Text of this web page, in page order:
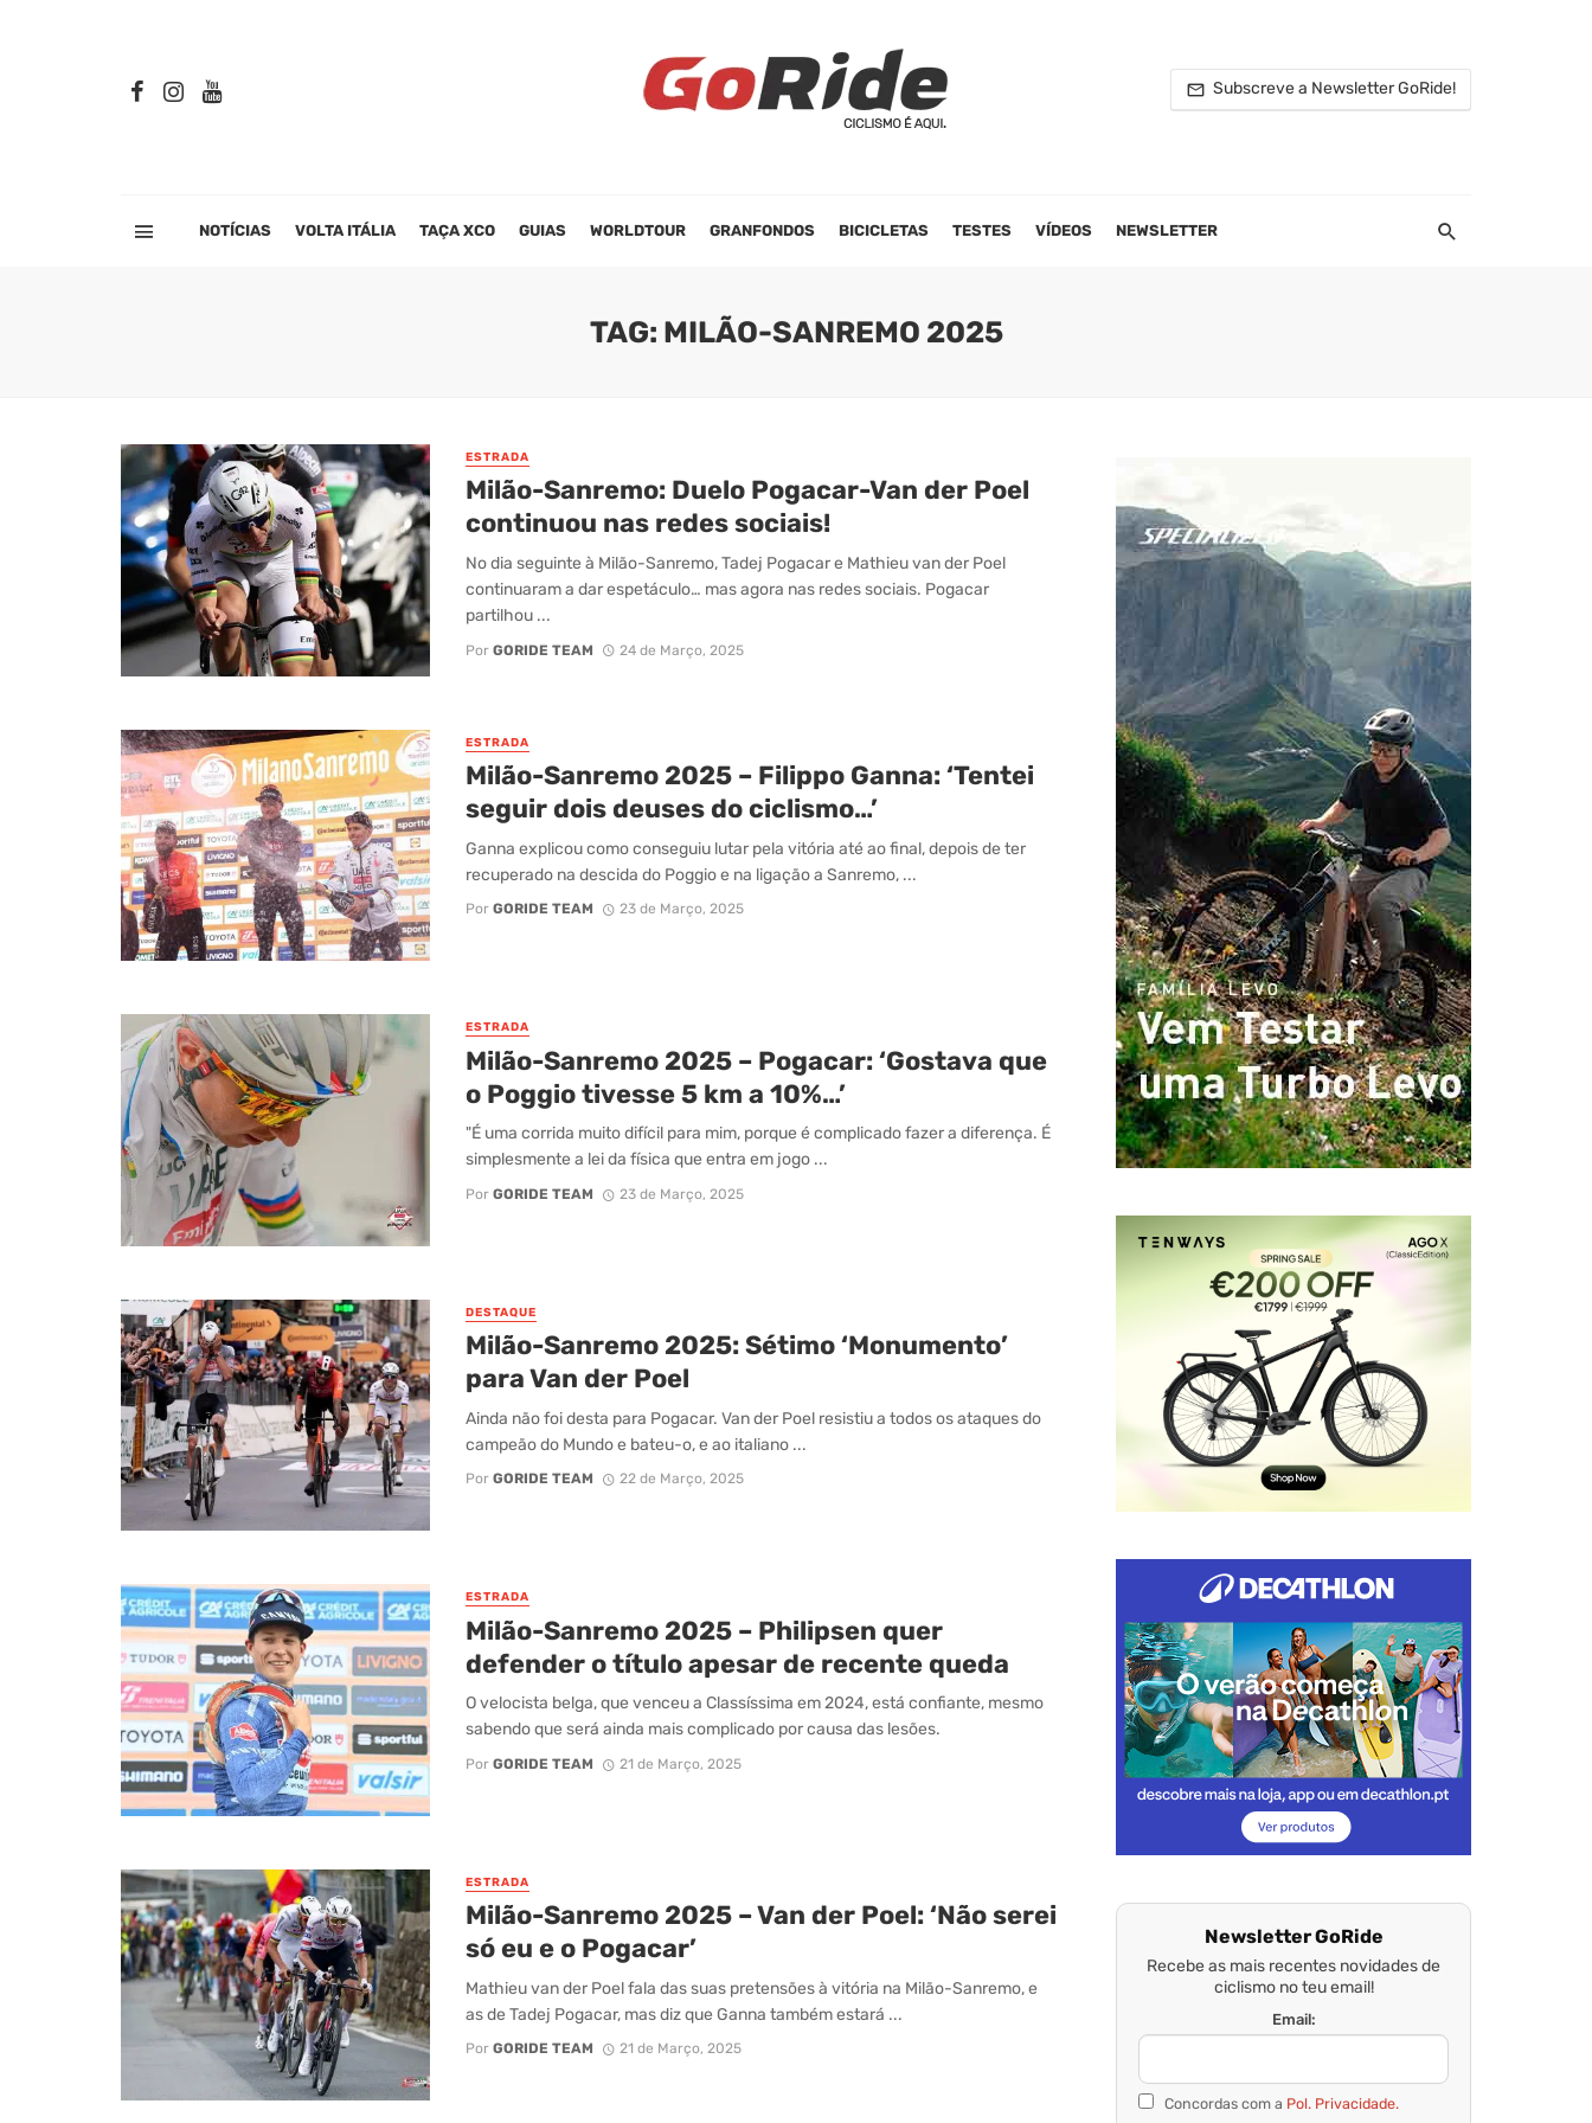
Subscreve a Newsletter GoRide!
NOTÍCIAS VOLTA ITÁLIA TAÇA XCO GUIAS WORLDTOUR GRANFONDOS BICICLETAS TESTES VÍDEOS NEWSLETTER
TAG: MILÃO-SANREMO 2025
ESTRADA
Milão-Sanremo: Duelo Pogacar-Van der Poel
continuou nas redes sociais!
No dia seguinte à Milão-Sanremo, Tadej Pogacar e Mathieu van der Poel
continuaram a dar espetáculo… mas agora nas redes sociais. Pogacar
partilhou ...
Por GORIDE TEAM 24 de Março, 2025
ESTRADA
Milão-Sanremo 2025 – Filippo Ganna: ‘Tentei
seguir dois deuses do ciclismo…’
Ganna explicou como conseguiu lutar pela vitória até ao final, depois de ter
recuperado na descida do Poggio e na ligação a Sanremo, ...
Por GORIDE TEAM 23 de Março, 2025
ESTRADA
Milão-Sanremo 2025 – Pogacar: ‘Gostava que
o Poggio tivesse 5 km a 10%…’
"É uma corrida muito difícil para mim, porque é complicado fazer a diferença. É
simplesmente a lei da física que entra em jogo ...
Por GORIDE TEAM 23 de Março, 2025
DESTAQUE
Milão-Sanremo 2025: Sétimo ‘Monumento’
para Van der Poel
Ainda não foi desta para Pogacar. Van der Poel resistiu a todos os ataques do
campeão do Mundo e bateu-o, e ao italiano ...
Por GORIDE TEAM 22 de Março, 2025
ESTRADA
Milão-Sanremo 2025 – Philipsen quer
defender o título apesar de recente queda
O velocista belga, que venceu a Classíssima em 2024, está confiante, mesmo
sabendo que será ainda mais complicado por causa das lesões.
Por GORIDE TEAM 21 de Março, 2025
ESTRADA
Milão-Sanremo 2025 – Van der Poel: ‘Não serei
só eu e o Pogacar’
Mathieu van der Poel fala das suas pretensões à vitória na Milão-Sanremo, e
as de Tadej Pogacar, mas diz que Ganna também estará ...
Por GORIDE TEAM 21 de Março, 2025
Newsletter GoRide
Recebe as mais recentes novidades de
ciclismo no teu email!
Email:
Concordas com a Pol. Privacidade.